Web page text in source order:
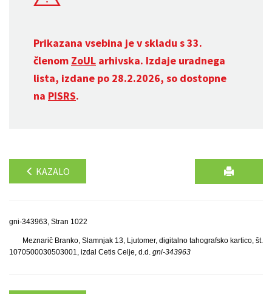
Prikazana vsebina je v skladu s 33.
členom ZoUL arhivska. Izdaje uradnega
lista, izdane po 28.2.2026, so dostopne
na PISRS.
KAZALO
gni-343963, Stran 1022
Meznarič Branko, Slamnjak 13, Ljutomer, digitalno tahografsko kartico, št.
1070500030503001, izdal Cetis Celje, d.d. gni-343963